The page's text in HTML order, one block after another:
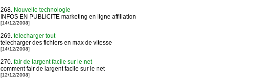
268. Nouvelle technologie
INFOS EN PUBLICITE marketing en ligne affiliation
[14/12/2008]
269. telecharger tout
telecharger des fichiers en max de vitesse
[14/12/2008]
270. fair de largent facile sur le net
comment fair de largent facile sur le net
[12/12/2008]